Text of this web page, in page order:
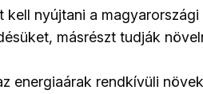
nyújtani a
másrészt tudják
energiaárak rendkívüli